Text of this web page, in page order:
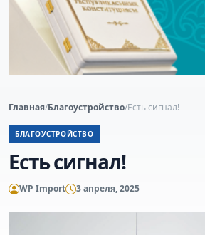
Главная/Благоустройство/Есть сигнал!
БЛАГОУСТРОЙСТВО
Есть сигнал!
WP Import 3 апреля, 2025